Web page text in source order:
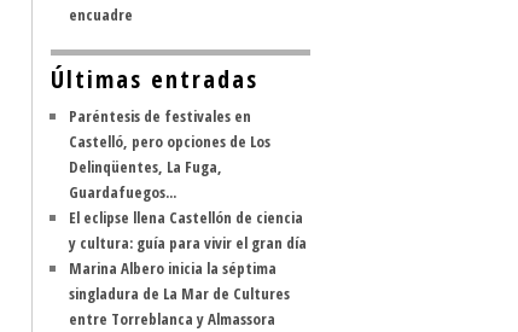
encuadre
Últimas entradas
Paréntesis de festivales en
Castelló, pero opciones de Los
Delinqüentes, La Fuga,
Guardafuegos...
El eclipse llena Castellón de ciencia
y cultura: guía para vivir el gran día
Marina Albero inicia la séptima
singladura de La Mar de Cultures
entre Torreblanca y Almassora